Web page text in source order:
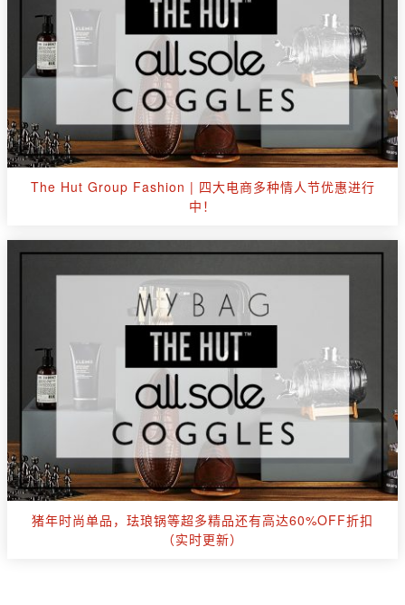
The Hut Group Fashion | 四大电商多种情人节优惠进行
中！
猪年时尚单品，珐琅锅等超多精品还有高达60%OFF折扣
（实时更新）